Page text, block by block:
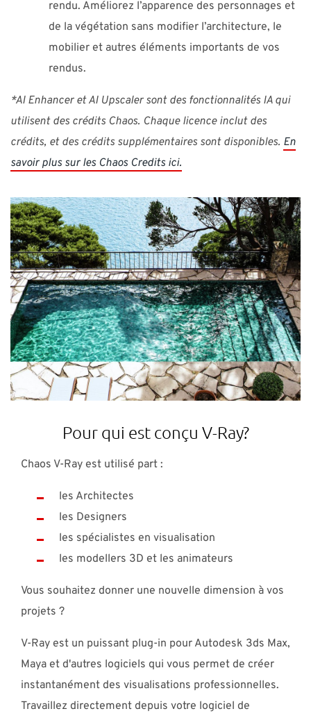
rendu. Améliorez l’apparence des personnages et
de la végétation sans modifier l’architecture, le
mobilier et autres éléments importants de vos
rendus.
*AI Enhancer et AI Upscaler sont des fonctionnalités IA qui
utilisent des crédits Chaos. Chaque licence inclut des
crédits, et des crédits supplémentaires sont disponibles. En
savoir plus sur les Chaos Credits ici.
Pour qui est conçu V-Ray?
Chaos V-Ray est utilisé part :
les Architectes
les Designers
les spécialistes en visualisation
les modellers 3D et les animateurs
Vous souhaitez donner une nouvelle dimension à vos
projets ?
V-Ray est un puissant plug-in pour Autodesk 3ds Max,
Maya et d'autres logiciels qui vous permet de créer
instantanément des visualisations professionnelles.
Travaillez directement depuis votre logiciel de